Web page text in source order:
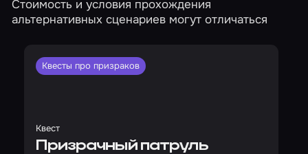
Стоимость и условия прохождения
альтернативных сценариев могут отличаться
Квесты про призраков
Квест
Призрачный патруль